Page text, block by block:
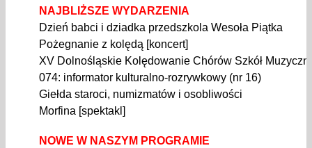
NAJBLIŻSZE WYDARZENIA
Dzień babci i dziadka przedszkola Wesoła Piątka
Pożegnanie z kolędą [koncert]
XV Dolnośląskie Kolędowanie Chórów Szkół
074: informator kulturalno-rozrywkowy (nr 16)
Giełda staroci, numizmatów i osobliwości
Morfina [spektakl]
NOWE W NASZYM PROGRAMIE